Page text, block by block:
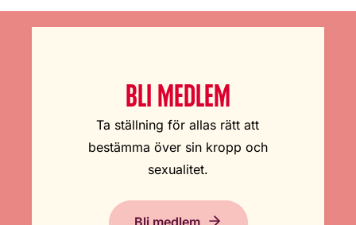
BLI MEDLEM
Ta ställning för allas rätt att
bestämma över sin kropp och
sexualitet.
Bli medlem